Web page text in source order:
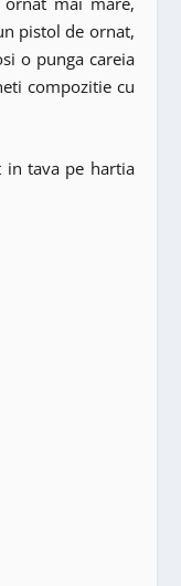
pistol de ornat,
o punga careia
compozitie cu
tava pe hartia